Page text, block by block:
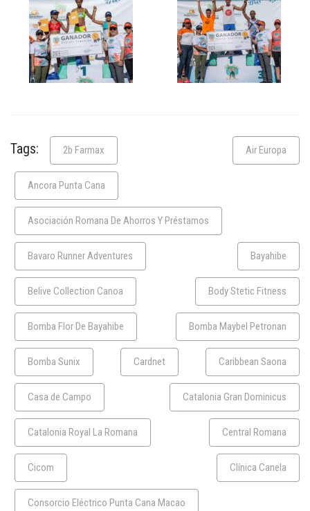
Tags: 2b Farmax Air Europa
Ancora Punta Cana
Asociación Romana De Ahorros Y Préstamos
Bavaro Runner Adventures Bayahibe
Belive Collection Canoa Body Stetic Fitness
Bomba Flor De Bayahibe Bomba Maybel Petronan
Bomba Sunix Cardnet Caribbean Saona
Casa de Campo Catalonia Gran Dominicus
Catalonia Royal La Romana Central Romana
Cicom Clínica Canela
Consorcio Eléctrico Punta Cana Macao